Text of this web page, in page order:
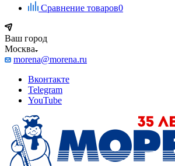
Сравнение товаров0
Ваш город
Москва
morena@morena.ru
Вконтакте
Telegram
YouTube